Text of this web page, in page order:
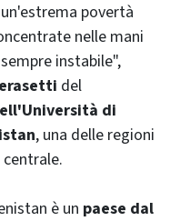
povertà
nelle mani
instabile",
del
di
, una delle regioni
è un paese dal